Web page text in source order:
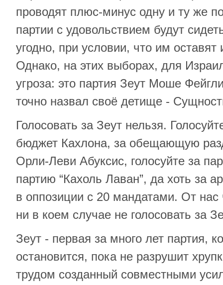
проводят плюс-минус одну и ту же
партии с удовольствием будут
угодно, при условии, что им оставят
Однако, на этих выборах, для
угроза: это партия Зеут Моше
точно назвал своё детище -
Голосовать за Зеут нельзя.
бюджет Кахлона, за обещающую
Орли-Леви Абуксис, голосуйте за
партию “Кахоль Лаван”, да хоть за
в оппозиции с 20 мандатами. От нас
ни в коем случае не голосовать за
Зеут - первая за много лет партия,
остановится, пока не разрушит
трудом созданный совместными